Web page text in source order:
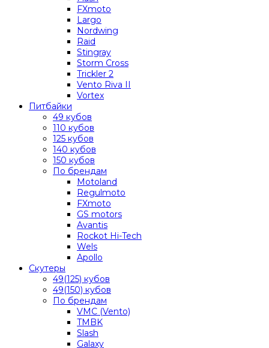
FXmoto
Largo
Nordwing
Raid
Stingray
Storm Cross
Trickler 2
Vento Riva II
Vortex
Питбайки
49 кубов
110 кубов
125 кубов
140 кубов
150 кубов
По брендам
Motoland
Regulmoto
FXmoto
GS motors
Avantis
Rockot Hi-Tech
Wels
Apollo
Скутеры
49(125) кубов
49(150) кубов
По брендам
VMC (Vento)
TMBK
Slash
Galaxy